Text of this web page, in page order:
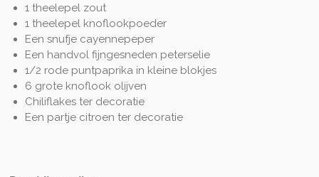
1 theelepel zout
1 theelepel knoflookpoeder
Een snufje cayennepeper
Een handvol fijngesneden peterselie
1/2 rode puntpaprika in kleine blokjes
6 grote knoflook olijven
Chiliflakes ter decoratie
Een partje citroen ter decoratie